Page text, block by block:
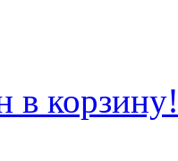
в корзину!